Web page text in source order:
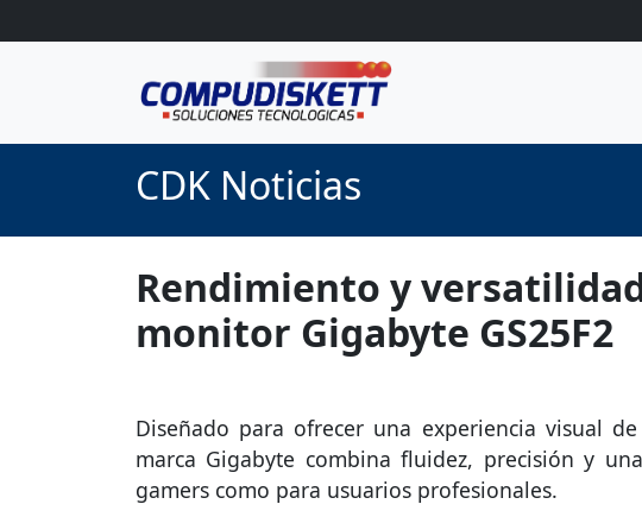
CDK Noticias
Rendimiento y
monitor Gigabyte GS25F2
Diseñado para ofrecer una experiencia visual
marca Gigabyte combina fluidez, precisión y
gamers como para usuarios profesionales.